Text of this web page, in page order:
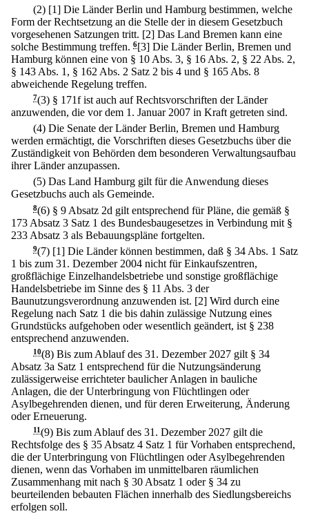
(2) [1] Die Länder Berlin und Hamburg bestimmen, welche
Form der Rechtsetzung an die Stelle der in diesem Gesetzbuch
vorgesehenen Satzungen tritt. [2] Das Land Bremen kann eine
solche Bestimmung treffen. 6[3] Die Länder Berlin, Bremen und
Hamburg können eine von § 10 Abs. 3, § 16 Abs. 2, § 22 Abs. 2,
§ 143 Abs. 1, § 162 Abs. 2 Satz 2 bis 4 und § 165 Abs. 8
abweichende Regelung treffen.
7(3) § 171f ist auch auf Rechtsvorschriften der Länder
anzuwenden, die vor dem 1. Januar 2007 in Kraft getreten sind.
(4) Die Senate der Länder Berlin, Bremen und Hamburg
werden ermächtigt, die Vorschriften dieses Gesetzbuchs über die
Zuständigkeit von Behörden dem besonderen Verwaltungsaufbau
ihrer Länder anzupassen.
(5) Das Land Hamburg gilt für die Anwendung dieses
Gesetzbuchs auch als Gemeinde.
8(6) § 9 Absatz 2d gilt entsprechend für Pläne, die gemäß §
173 Absatz 3 Satz 1 des Bundesbaugesetzes in Verbindung mit §
233 Absatz 3 als Bebauungspläne fortgelten.
9(7) [1] Die Länder können bestimmen, daß § 34 Abs. 1 Satz
1 bis zum 31. Dezember 2004 nicht für Einkaufszentren,
großflächige Einzelhandelsbetriebe und sonstige großflächige
Handelsbetriebe im Sinne des § 11 Abs. 3 der
Baunutzungsverordnung anzuwenden ist. [2] Wird durch eine
Regelung nach Satz 1 die bis dahin zulässige Nutzung eines
Grundstücks aufgehoben oder wesentlich geändert, ist § 238
entsprechend anzuwenden.
10(8) Bis zum Ablauf des 31. Dezember 2027 gilt § 34
Absatz 3a Satz 1 entsprechend für die Nutzungsänderung
zulässigerweise errichteter baulicher Anlagen in bauliche
Anlagen, die der Unterbringung von Flüchtlingen oder
Asylbegehrenden dienen, und für deren Erweiterung, Änderung
oder Erneuerung.
11(9) Bis zum Ablauf des 31. Dezember 2027 gilt die
Rechtsfolge des § 35 Absatz 4 Satz 1 für Vorhaben entsprechend,
die der Unterbringung von Flüchtlingen oder Asylbegehrenden
dienen, wenn das Vorhaben im unmittelbaren räumlichen
Zusammenhang mit nach § 30 Absatz 1 oder § 34 zu
beurteilenden bebauten Flächen innerhalb des Siedlungsbereichs
erfolgen soll.